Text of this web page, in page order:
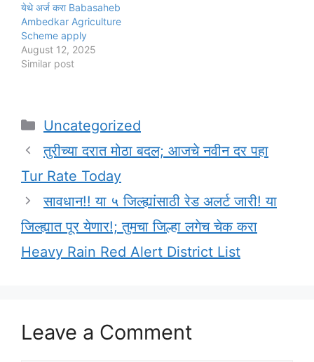
येथे अर्ज करा Babasaheb
Ambedkar Agriculture
Scheme apply
August 12, 2025
Similar post
Categories
Uncategorized
तुरीच्या दरात मोठा बदल; आजचे नवीन दर पहा
Tur Rate Today
सावधान!! या ५ जिल्ह्यांसाठी रेड अलर्ट जारी! या
जिल्ह्यात पूर येणार!; तुमचा जिल्हा लगेच चेक करा
Heavy Rain Red Alert District List
Leave a Comment